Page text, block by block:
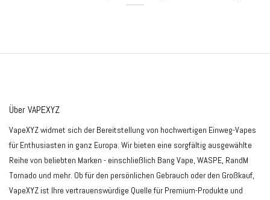
Über VAPEXYZ
VapeXYZ widmet sich der Bereitstellung von hochwertigen Einweg-Vapes
für Enthusiasten in ganz Europa. Wir bieten eine sorgfältig ausgewählte
Reihe von beliebten Marken - einschließlich Bang Vape, WASPE, RandM
Tornado und mehr. Ob für den persönlichen Gebrauch oder den Großkauf,
VapeXYZ ist Ihre vertrauenswürdige Quelle für Premium-Produkte und